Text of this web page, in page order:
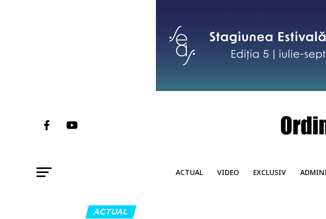
ACTUAL VIDEO EXCLUSIV
ACTUAL